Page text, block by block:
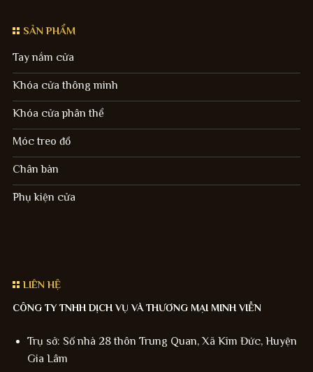
SẢN PHẨM
Tay nắm cửa
Khóa cửa thông minh
Khóa cửa phân thể
Móc treo đồ
Chân bàn
Phụ kiện cửa
LIÊN HỆ
CÔNG TY TNHH DỊCH VỤ VÀ THƯƠNG MẠI MINH VIỄN
Trụ sở: Số nhà 28 thôn Trung Quan, Xã Kim Đức, Huyện
Gia Lâm